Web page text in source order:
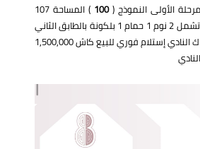
الأولى النموذج (100
) المساحة 107
تطل على حديقة تشمل 2 نوم 1 حمام 1 بلكونة بالطابق الثاني
تشطيب الشركة بإشتراك النادي إستلام فوري للبيع كاش 1,500,000